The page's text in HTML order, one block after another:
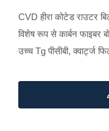
CVD हीरा कोटेड राउटर
विशेष रूप से कार्बन फाइबर
उच्च Tg पीसीबी, क्वार्ट्ज